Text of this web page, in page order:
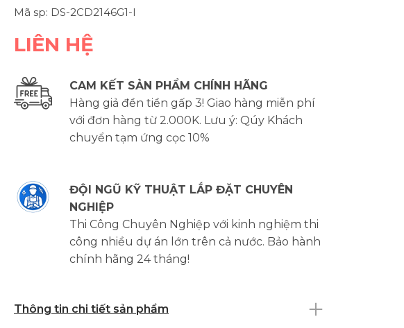
Mã sp: DS-2CD2146G1-I
LIÊN HỆ
CAM KẾT SẢN PHẨM CHÍNH HÃNG
Hàng giả đền tiền gấp 3! Giao hàng miễn phí
với đơn hàng từ 2.000K. Lưu ý: Qúy Khách
chuyển tạm ứng cọc 10%
ĐỘI NGŨ KỸ THUẬT LẮP ĐẶT CHUYÊN
NGHIỆP
Thi Công Chuyên Nghiệp với kinh nghiệm thi
công nhiều dự án lớn trên cả nước. Bảo hành
chính hãng 24 tháng!
Thông tin chi tiết sản phẩm